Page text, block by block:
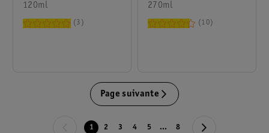
À Col Étroit
120ml
3
1+M À Col Large
270ml
10
Page suivante
1 2 3 4 5 ... 8